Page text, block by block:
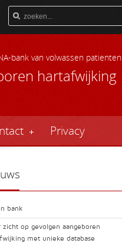
bank van volwassen patienten
hartafwijking
Privacy
bank
zicht op gevolgen aangeboren
met unieke database